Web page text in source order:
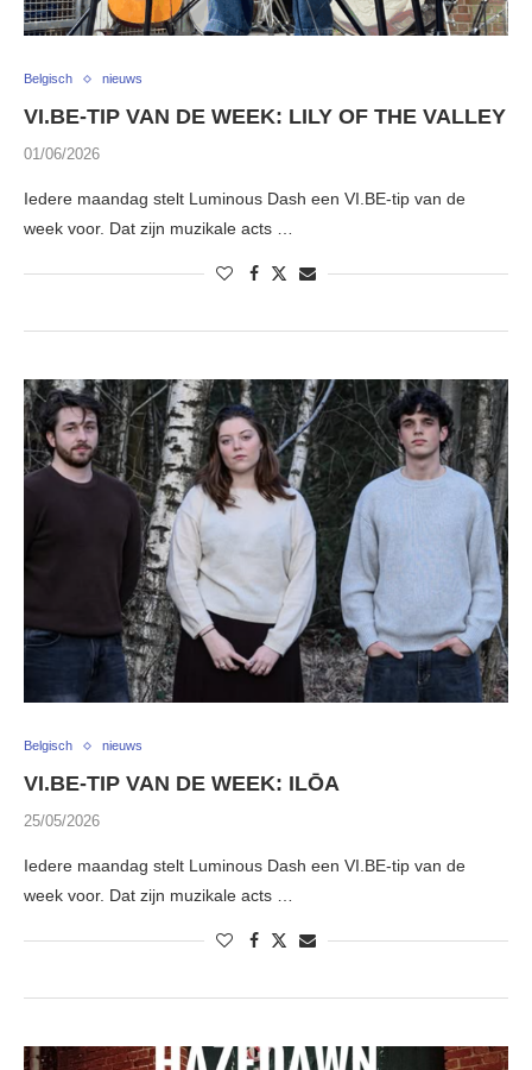
Belgisch nieuws
VI.BE-TIP VAN DE WEEK: LILY OF THE VALLEY
01/06/2026
Iedere maandag stelt Luminous Dash een VI.BE-tip van de
week voor. Dat zijn muzikale acts …
Belgisch nieuws
VI.BE-TIP VAN DE WEEK: ILŌA
25/05/2026
Iedere maandag stelt Luminous Dash een VI.BE-tip van de
week voor. Dat zijn muzikale acts …